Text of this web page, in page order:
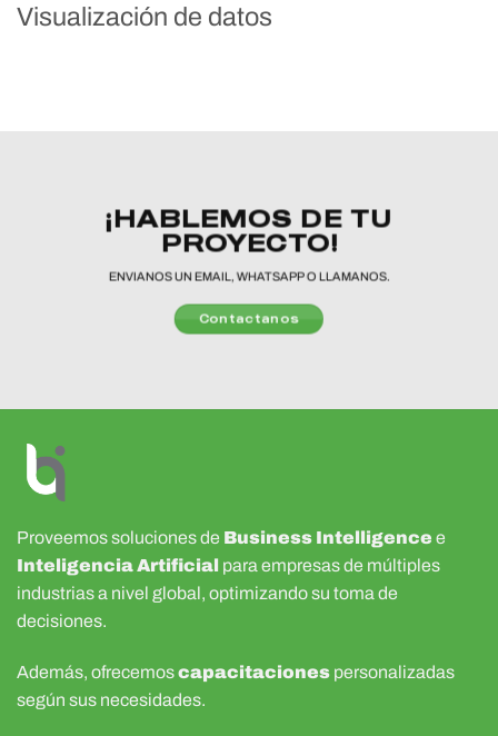
Visualización de datos
¡HABLEMOS DE TU
PROYECTO!
ENVIANOS UN EMAIL, WHATSAPP O LLAMANOS.
Contactanos
Proveemos soluciones de Business Intelligence e
Inteligencia Artificial para empresas de múltiples
industrias a nivel global, optimizando su toma de
decisiones.
Además, ofrecemoscapacitaciones personalizadas
según sus necesidades.